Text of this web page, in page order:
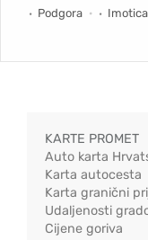
Podgora
Imotica
KARTE PROMET
Auto karta
Karta autocesta
Karta granični
Udaljenosti
Cijene goriva